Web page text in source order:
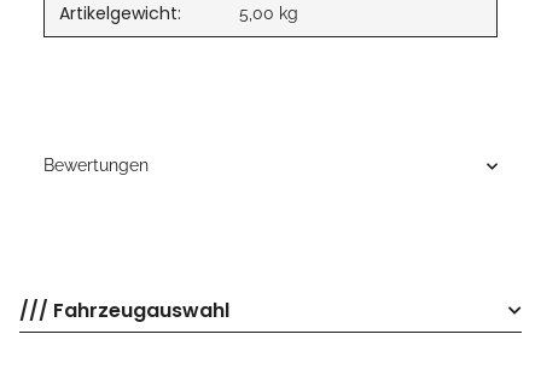
Artikelgewicht: 5,00 kg
Bewertungen
/// Fahrzeugauswahl